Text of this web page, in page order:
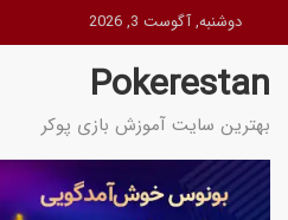
to
content
دوشنبه, آگوست 3, 2026
Pokerestan
بهترین سایت آموزش بازی پوکر